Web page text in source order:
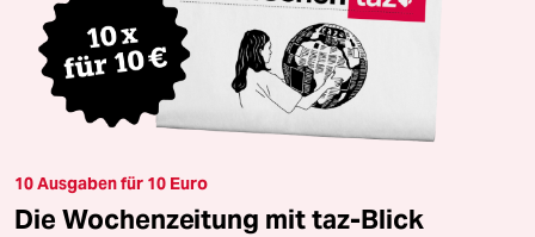
10 Ausgaben für 10 Euro
Die Wochenzeitung mit taz-Blick